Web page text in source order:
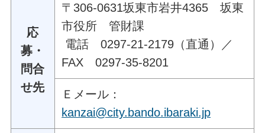
応
募・
問合
せ先
〒306-0631坂東市岩井4365 坂東
市役所 管財課
電話 0297-21-2179（直通）／
FAX 0297-35-8201
Ｅメール：
kanzai@city.bando.ibaraki.jp